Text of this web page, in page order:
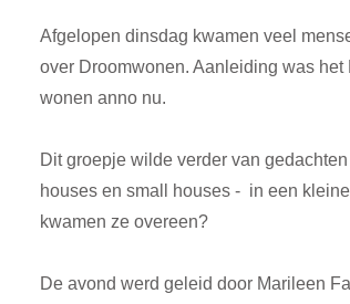
Afgelopen dinsdag kwamen veel
over Droomwonen. Aanleiding was
wonen anno nu.
Dit groepje wilde verder van
houses en small houses -  in een
kwamen ze overeen?
De avond werd geleid door Marileen